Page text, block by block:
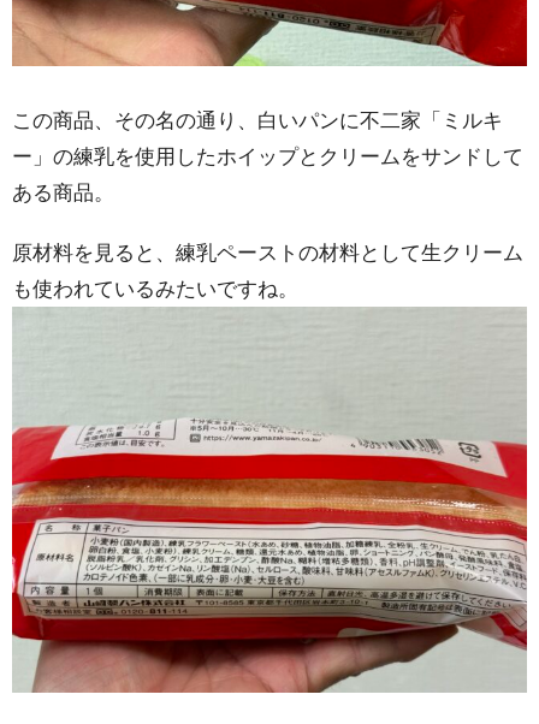
この商品、その名の通り、白いパンに不二家「ミルキ
ー」の練乳を使用したホイップとクリームをサンドして
ある商品。
原材料を見ると、練乳ペーストの材料として生クリーム
も使われているみたいですね。